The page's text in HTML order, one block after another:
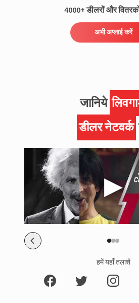
4000+ डीलरों और
अभी अप्लाई करें
जानिये
डीलर नेटवर्क
हमें यहाँ तलाशें